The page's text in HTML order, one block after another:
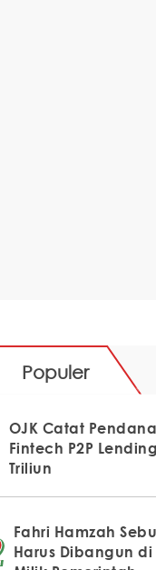
Populer
OJK Catat
Fintech P2P
Triliun
Fahri Hamzah
Harus Dibangun